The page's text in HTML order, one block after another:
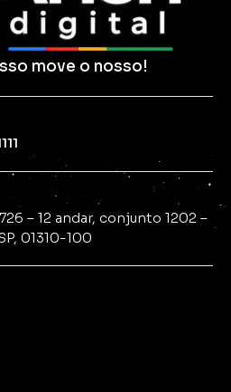
move o nosso!
– 12 andar, conjunto 1202 –
01310-100